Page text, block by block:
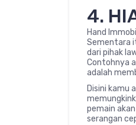
4.
Hand
Sementara
dari pihak
Contohnya
adalah
Disini kamu
pemain
serangan